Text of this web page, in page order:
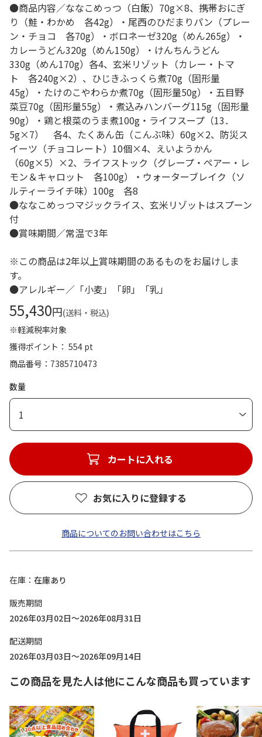
●商品内容／ななこめっつ（白飯）70g×8、携帯おにぎ
り（鮭・わかめ 各42g）・尾西のひだまりパン（プレー
ン・チョコ 各70g）・ボロネーゼ320g（めん265g）・
カレーうどん320g（めん150g）・けんちんうどん
330g（めん170g）各4、玄米リゾット（カレー・トマ
ト 各240g×2）、ひじきふっくら煮70g（固形量
45g）・たけのこやわらか煮70g（固形量50g）・五目野
菜豆70g（固形量55g）・煮込みハンバーグ115g（固形量
90g）・鶏と根菜のうま煮100g・ライフスープ（13．
5g×7） 各4、たくあん缶（こんぶ味）60g×2、防災ス
イーツ（チョコレート）10個×4、えいようかん
（60g×5）×2、ライフストック（グレープ・ペアー・レ
モン＆キャロット 各100g）・ウォーターブレイク（ソ
ルティーライチ味）100g 各8
●ななこめっつマジックライス、玄米リゾットはスプーン
付
●賞味期間／常温で3年
※この商品は2年以上賞味期間のあるものをお届けしま
す。
●アレルギー／「小麦」「卵」「乳」
55,430円(送料・税込)
※軽減税率対象
獲得ポイント： 554 pt
商品番号
7385710473
数量
1
カートに入れる
お気に入りに登録する
商品についてのお問い合わせはこちら
在庫
在庫あり
販売期間
2026年03月02日～2026年08月31日
配送期間
2026年03月03日～2026年09月14日
この商品を見た人は他にこんな商品も買っています